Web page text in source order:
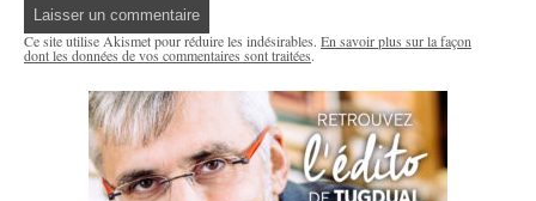
Ce site utilise Akismet pour réduire les indésirables. En savoir plus sur la façon
dont les données de vos commentaires sont traitées.